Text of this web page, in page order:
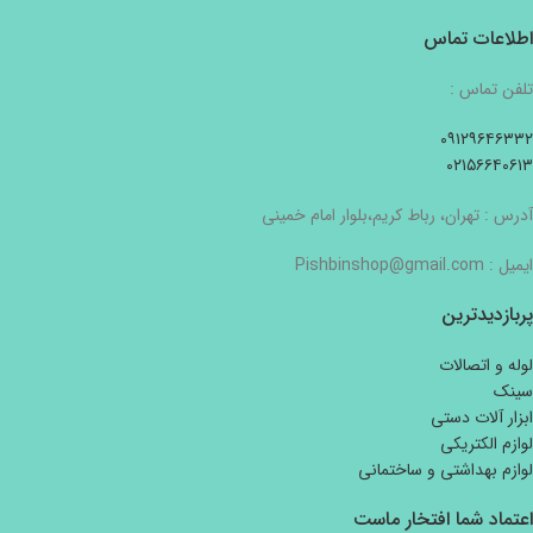
اطلاعات تماس
تلفن تماس :
۰۹۱۲۹۶۴۶۳۳۲
۰۲۱۵۶۶۴۰۶۱۳
آدرس : تهران، رباط کریم،بلوار امام خمینی
ایمیل : Pishbinshop@gmail.com
پربازدیدترین
لوله و اتصالات
سینک
ابزار آلات دستی
لوازم الکتریکی
لوازم بهداشتی و ساختمانی
اعتماد شما افتخار ماست